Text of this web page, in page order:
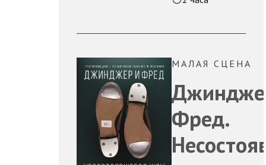
МАЛАЯ СЦЕНА
Фред.